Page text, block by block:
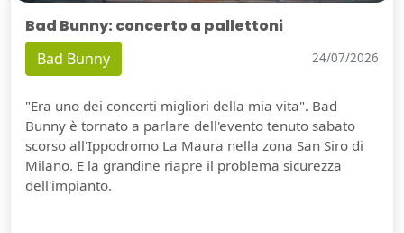
Bad Bunny: concerto a pallettoni
Bad Bunny 24/07/2026
"Era uno dei concerti migliori della mia vita". Bad
Bunny è tornato a parlare dell'evento tenuto sabato
scorso all'Ippodromo La Maura nella zona San Siro di
Milano. E la grandine riapre il problema sicurezza
dell'impianto.